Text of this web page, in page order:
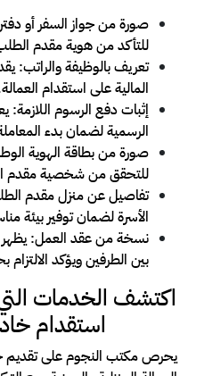
صورة من جواز السفر أو
للتأكد من هوية مقدم
تعريف بالوظيفة والراتب:
المالية على استقدام
إثبات دفع الرسوم اللازمة:
الرسمية لضمان بدء
صورة من بطاقة الهوية
للتحقق من شخصية مقدم
تفاصيل عن منزل مقدم
الأسرة لضمان توفير بيئة
نسخة من عقد العمل: يظهر
بين الطرفين ويؤكد الالتزام
اكتشف الخدمات
استقدام
يحرص مكتب النجوم على تقديم